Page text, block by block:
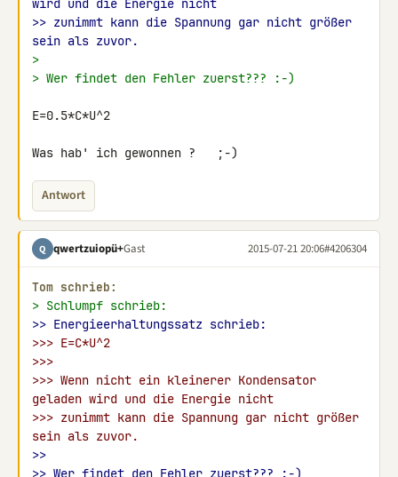
wird und die Energie nicht
>> zunimmt kann die Spannung gar nicht größer
sein als zuvor.
>
> Wer findet den Fehler zuerst??? :-)
E=0.5*C*U^2
Was hab' ich gewonnen ?   ;-)
Antwort
Q qwertzuiopü+Gast 2015-07-21 20:06#4206304
Tom schrieb:
> Schlumpf schrieb:
>> Energieerhaltungssatz schrieb:
>>> E=C*U^2
>>>
>>> Wenn nicht ein kleinerer Kondensator
geladen wird und die Energie nicht
>>> zunimmt kann die Spannung gar nicht größer
sein als zuvor.
>>
>> Wer findet den Fehler zuerst??? :-)